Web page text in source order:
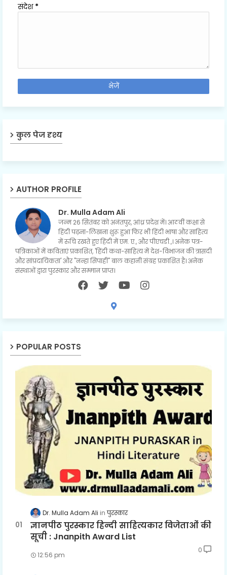
संदेश *
कुल पेज दृश्य
AUTHOR PROFILE
Dr. Mulla Adam Ali
जन्म 26 सितंबर को अनंतपुर, आंध्र प्रदेश में। आठवीं कक्षा से
हिंदी पढ़ना-लिखना शुरू हुआ फिर भी हिंदी भाषा और साहित्य
में रुचि रखते हुए हिंदी में एम. ए., और पीएचडी.,। अनेक पत्र-
पत्रिकाओं में कविताएं प्रकाशित, 'हिंदी कथा-साहित्य में देश-विभाजन की त्रासदी
और सांप्रदायिकता' और "नन्हा सिपाही" बाल कहानी संग्रह प्रकाशित है। अनेक
संस्थाओं द्वारा पुरस्कार और सम्मान प्राप्त।
POPULAR POSTS
Dr. Mulla Adam Ali पुरस्कार
ज्ञानपीठ पुरस्कार हिन्दी साहित्यकार विजेताओं की
सूची : Jnanpith Award List
12:56 pm
0